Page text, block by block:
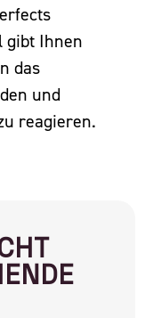
gibt Ihnen
das
und
reagieren.